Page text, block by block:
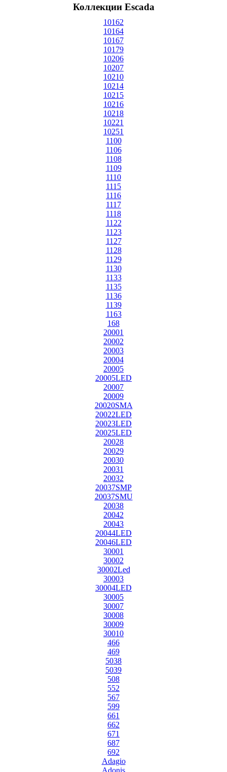
Коллекции Escada
10162
10164
10167
10179
10206
10207
10210
10214
10215
10216
10218
10221
10251
1100
1106
1108
1109
1110
1115
1116
1117
1118
1122
1123
1127
1128
1129
1130
1133
1135
1136
1139
1163
168
20001
20002
20003
20004
20005
20005LED
20007
20009
20020SMA
20022LED
20023LED
20025LED
20028
20029
20030
20031
20032
20037SMP
20037SMU
20038
20042
20043
20044LED
20046LED
30001
30002
30002Led
30003
30004LED
30005
30007
30008
30009
30010
466
469
5038
5039
508
552
567
599
661
662
671
687
692
Adagio
Adonis